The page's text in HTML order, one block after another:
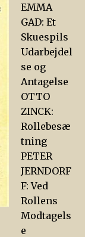
EMMA
GAD: Et
Skuespils
Udarbejdel
se og
Antagelse
OTTO
ZINCK:
Rollebesæ
tning
PETER
JERNDORF
F: Ved
Rollens
Modtagels
e